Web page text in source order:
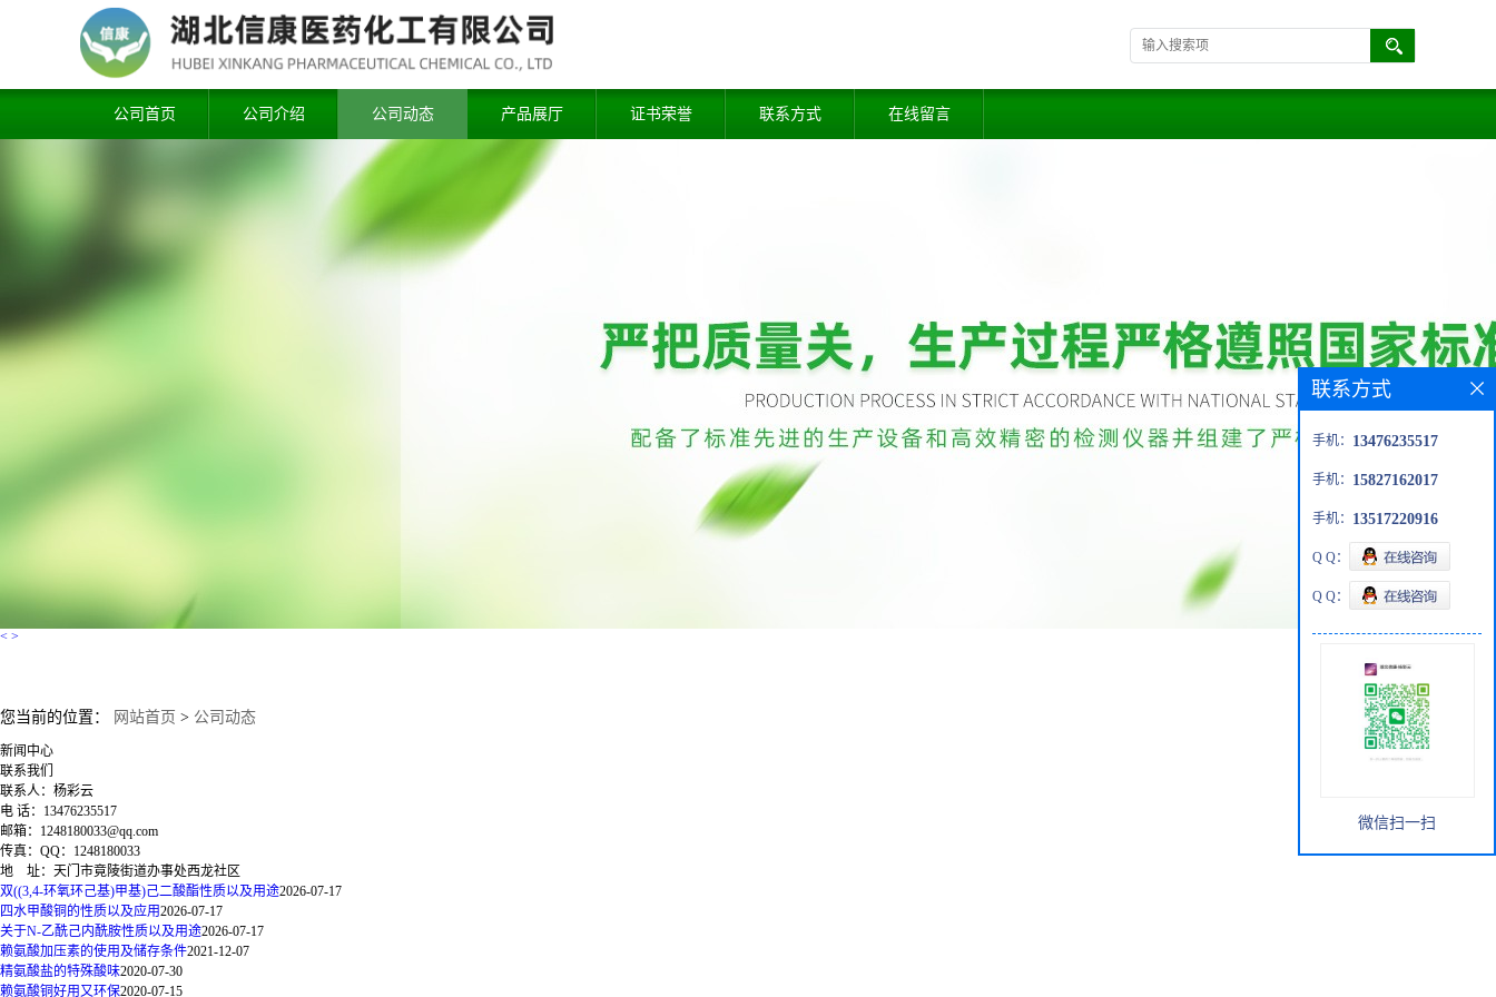
公司首页 公司介绍 公司动态 产品展厅 证书荣誉 联系方式 在线留言
< >
您当前的位置： 网站首页 > 公司动态
新闻中心
联系我们
联系人：杨彩云
电 话：13476235517
邮箱：1248180033@qq.com
传真：QQ：1248180033
地 址：天门市竟陵街道办事处西龙社区
双((3,4-环氧环己基)甲基)己二酸酯性质以及用途2026-07-17
四水甲酸铜的性质以及应用2026-07-17
关于N-乙酰己内酰胺性质以及用途2026-07-17
赖氨酸加压素的使用及储存条件2021-12-07
精氨酸盐的特殊酸味2020-07-30
赖氨酸铜好用又环保2020-07-15
联系方式
手机： 13476235517
手机： 15827162017
手机： 13517220916
Q Q：
Q Q：
微信扫一扫